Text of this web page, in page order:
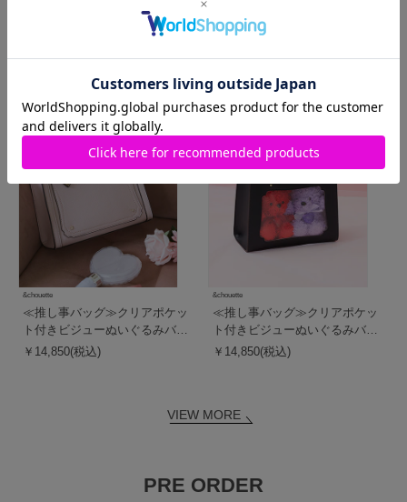
ト付きトートバッグ
￥14,300(税込)
&chouette
≪推し事バッグ≫クリアポケッ
ト付きビジューぬいぐるみバッ
グ
￥14,850(税込)
&chouette
≪推し事バッグ≫クリアポケッ
ト付きビジューぬいぐるみバッ
グ
￥14,850(税込)
VIEW MORE
PRE ORDER